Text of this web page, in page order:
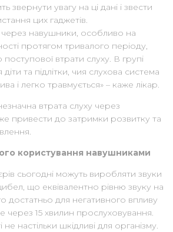
увагу на ці дані і звести
цих гаджетів.
навушники, особливо на
протягом тривалого періоду,
втрати слуху. В групі
та підлітки, чия слухова система
і легко травмується» – каже лікар.
втрата слуху через
привести до затримки розвитку та
користування навушниками
сьогодні можуть виробляти звуки
що еквівалентно рівню звуку на
достатньо для негативного впливу
через 15 хвилин прослуховування.
не настільки шкідливі для організму.